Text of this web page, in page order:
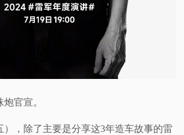
官宣。
），除了主要是分享这3年造车故事的雷